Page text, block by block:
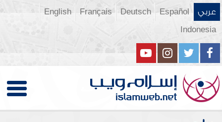
عربي Español
Deutsch
Français
English
Indonesia